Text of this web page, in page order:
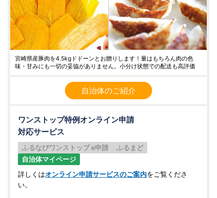
宮崎県産豚肉を4.5kgドドーンとお贈りします！量はもちろん肉の色
味・甘みにも一切の妥協がありません。小分け状態での配送も高評価
自治体のご紹介
ワンストップ特例オンライン申請
対応サービス
ふるなびワンストップ e申請
ふるまど
自治体マイページ
詳しくはオンライン申請サービスのご案内をご覧くださ
い。